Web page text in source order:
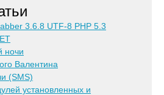
3.6.8 UTF-8 PHP 5.3
ночи
Валентина
(SMS)
установленных и